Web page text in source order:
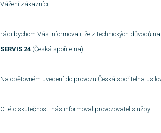
Vážení zákazníci,
rádi bychom Vás informovali, že z technických důvodů
SERVIS 24 (Česká spořitelna).
Na opětovném uvedení do provozu Česká spořitelna
O této skutečnosti nás informoval provozovatel služby.